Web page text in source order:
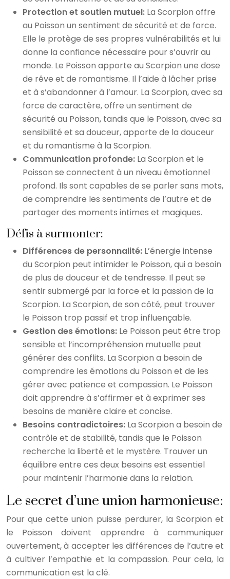
Protection et soutien mutuel: La Scorpion offre
au Poisson un sentiment de sécurité et de force.
Elle le protège de ses propres vulnérabilités et lui
donne la confiance nécessaire pour s’ouvrir au
monde. Le Poisson apporte au Scorpion une dose
de rêve et de romantisme. Il l’aide à lâcher prise
et à s’abandonner à l’amour. La Scorpion, avec sa
force de caractère, offre un sentiment de
sécurité au Poisson, tandis que le Poisson, avec sa
sensibilité et sa douceur, apporte de la douceur
et du romantisme à la Scorpion.
Communication profonde: La Scorpion et le
Poisson se connectent à un niveau émotionnel
profond. Ils sont capables de se parler sans mots,
de comprendre les sentiments de l’autre et de
partager des moments intimes et magiques.
Défis à surmonter:
Différences de personnalité: L’énergie intense
du Scorpion peut intimider le Poisson, qui a besoin
de plus de douceur et de tendresse. Il peut se
sentir submergé par la force et la passion de la
Scorpion. La Scorpion, de son côté, peut trouver
le Poisson trop passif et trop influençable.
Gestion des émotions: Le Poisson peut être trop
sensible et l’incompréhension mutuelle peut
générer des conflits. La Scorpion a besoin de
comprendre les émotions du Poisson et de les
gérer avec patience et compassion. Le Poisson
doit apprendre à s’affirmer et à exprimer ses
besoins de manière claire et concise.
Besoins contradictoires: La Scorpion a besoin de
contrôle et de stabilité, tandis que le Poisson
recherche la liberté et le mystère. Trouver un
équilibre entre ces deux besoins est essentiel
pour maintenir l’harmonie dans la relation.
Le secret d’une union harmonieuse:
Pour que cette union puisse perdurer, la Scorpion et
le Poisson doivent apprendre à communiquer
ouvertement, à accepter les différences de l’autre et
à cultiver l’empathie et la compassion. Pour cela, la
communication est la clé.